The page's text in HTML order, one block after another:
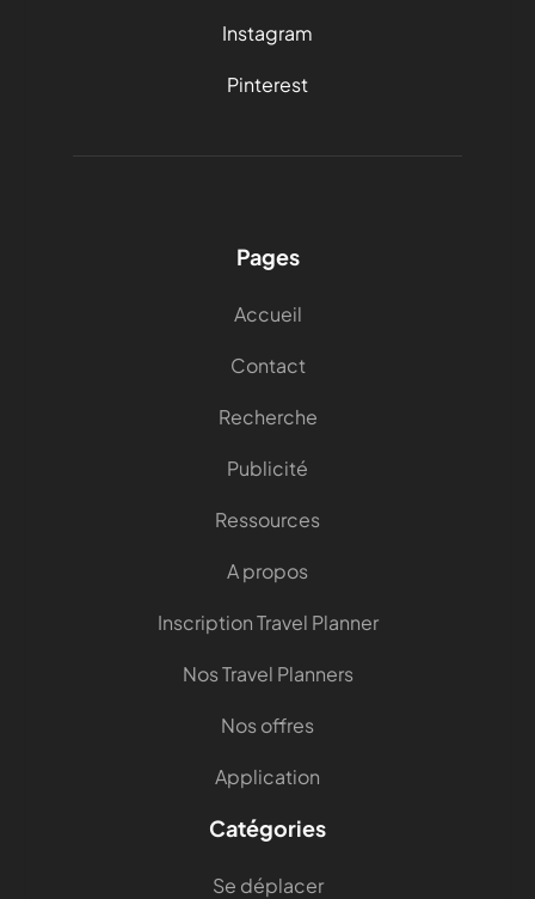
Instagram
Pinterest
Pages
Accueil
Contact
Recherche
Publicité
Ressources
A propos
Inscription Travel Planner
Nos Travel Planners
Nos offres
Application
Catégories
Se déplacer